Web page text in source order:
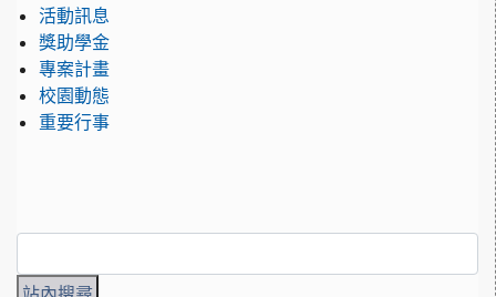
活動訊息
獎助學金
專案計畫
校園動態
重要行事